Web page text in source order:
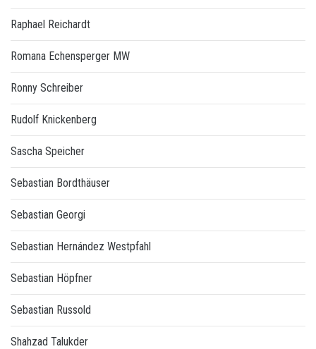
Raphael Reichardt
Romana Echensperger MW
Ronny Schreiber
Rudolf Knickenberg
Sascha Speicher
Sebastian Bordthäuser
Sebastian Georgi
Sebastian Hernández Westpfahl
Sebastian Höpfner
Sebastian Russold
Shahzad Talukder